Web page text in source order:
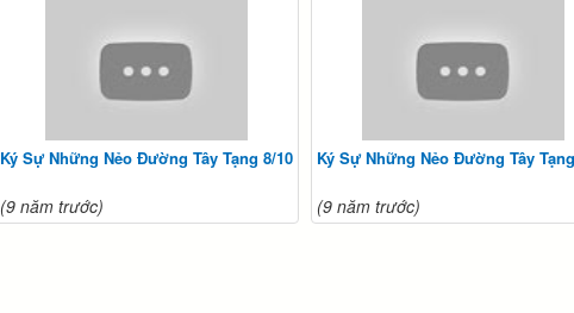
Ký Sự Những Nẻo Đường Tây Tạng 8/10
(9 năm trước)
Ký Sự Những Nẻo Đường Tây
(9 năm trước)